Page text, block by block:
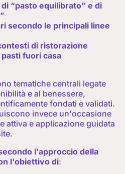
“pasto equilibrato” e di
secondo le principali linee
di ristorazione
fuori casa
tematiche centrali legate
e al benessere,
fondati e validati.
invece un'occasione
attiva e applicazione guidata
l'approccio della
l'obiettivo di: